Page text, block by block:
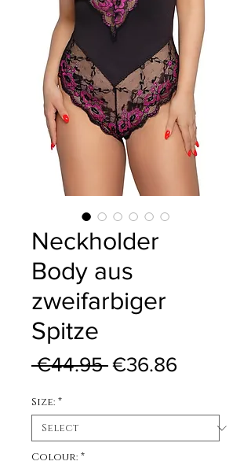
Neckholder
Body aus
zweifarbiger
Spitze
€44.95 Regular Price
€36.86
Size: *
Colour: *